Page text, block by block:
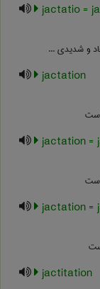
jactatio =
jactation
jactation
jactation
jactitation